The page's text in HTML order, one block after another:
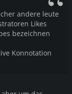
andere leute
Likes
bezeichnen
Konnotation